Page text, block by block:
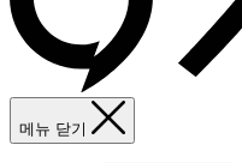
메뉴 닫기